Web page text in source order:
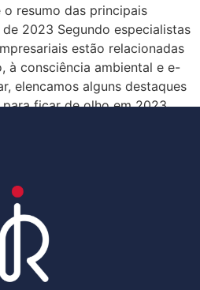
o resumo das principais
2023 Segundo especialistas
estão relacionadas
à consciência ambiental e e-
elencamos alguns destaques
ficar de olho em 2023.